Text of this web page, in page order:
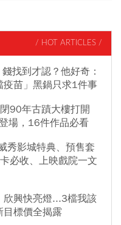
/ HOT ARTICLES /
找到才認？他好奇：
苗」黑鍋只求1件事
90年古蹟大樓打開
場，16件作品必看
秀影城特典、預售套
必收、上映戲院一文
欣興快亮燈...3檔我該
目標價全揭露